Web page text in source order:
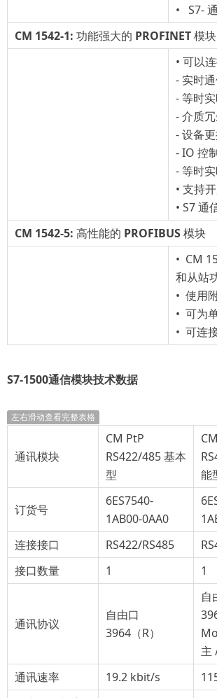
• S7- 通
CM 1542-1: 功能强大的 PROFINET模块
• 可以连
- 实时通信
- 等时实
- 介质冗
- 设备更
- IO 控制器
- 等时实时
• 支持开
• S7 通信
CM 1542-5: 高性能的 PROFIBUS模块
• CM
和从站功能
• 使用附
• 可为单
• 可连接
S7-1500通信模块技术数据
左右滑动查看完整表格
通讯模块
CM PtP
RS422/485 基本
型
CM
能型
订货号
6ES7540-
1AB00-0AA0
连接接口
RS422/RS485
接口数量
1 1
通讯协议
自由口
3964（R）
自由
主 /
通讯速率
19.2 kbit/s